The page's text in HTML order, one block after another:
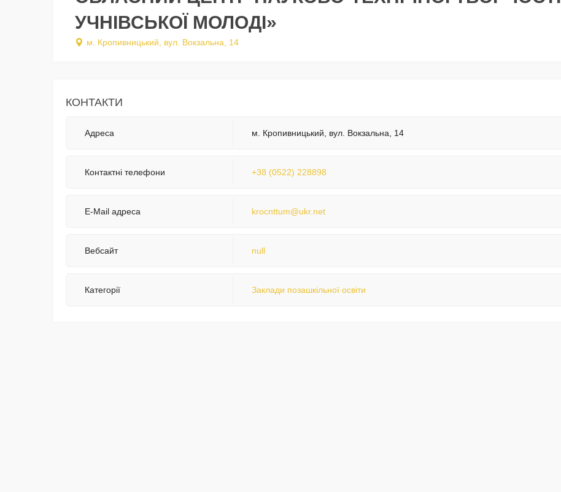
УЧНІВСЬКОЇ МОЛОДІ»
м. Кропивницький, вул. Вокзальна, 14
КОНТАКТИ
Адреса м. Кропивницький, вул. Вокзальна, 14
Контактні телефони +38 (0522) 228898
E-Mail адреса krocnttum@ukr.net
Вебсайт null
Категорії Заклади позашкільної освіти